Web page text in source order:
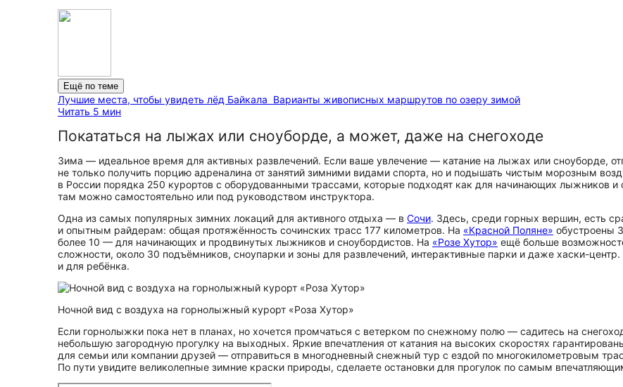
Ещё по теме
Лучшие места, чтобы увидеть лёд Байкала Варианты живописных маршрутов по озеру зимой
Читать 5 мин
Покататься на лыжах или сноуборде, а может, даже на снегоходе
Зима — идеальное время для активных развлечений. Если ваше увлечение — катание на лыжах или сноуборде,
не только получить порцию адреналина от занятий зимними видами спорта, но и подышать чистым морозным
в России порядка 250 курортов с оборудованными трассами, которые подходят как для начинающих лыжников и
там можно самостоятельно или под руководством инструктора.
Одна из самых популярных зимних локаций для активного отдыха — в Сочи. Здесь, среди горных вершин, есть
и опытным райдерам: общая протяжённость сочинских трасс 177 километров. На «Красной Поляне» обустроены
более 10 — для начинающих и продвинутых лыжников и сноубордистов. На «Розе Хутор» ещё больше
сложности, около 30 подъёмников, сноупарки и зоны для развлечений, интерактивные парки и даже хаски-
и для ребёнка.
Ночной вид с воздуха на горнолыжный курорт «Роза Хутор»
Если горнолыжки пока нет в планах, но хочется промчаться с ветерком по снежному полю — садитесь на
небольшую загородную прогулку на выходных. Яркие впечатления от катания на высоких скоростях
для семьи или компании друзей — отправиться в многодневный снежный тур с ездой по многокилометровым
По пути увидите великолепные зимние краски природы, сделаете остановки для прогулок по самым